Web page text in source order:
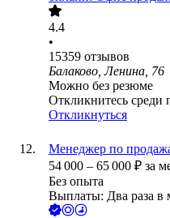
4.4
•
15359 отзывов
Балаково, Ленина, 76
Можно без резюме
Откликнитесь среди
Откликнуться
Менеджер по
54 000 – 65 000 ₽ за
Без опыта
Выплаты: Два раза в